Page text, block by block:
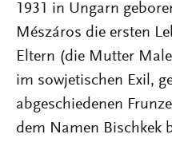
1931 in Ungarn
Mészáros die ersten
Eltern (die Mutter
im sowjetischen Exil,
abgeschiedenen
dem Namen Bischkek